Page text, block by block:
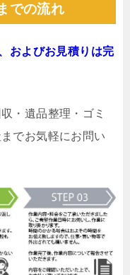
での流れ
およびお見積りは完
・遺品整理・ゴミ
でお気軽にお問い